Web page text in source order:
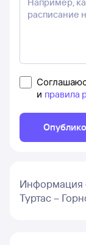
и правила
Информация
Туртас –